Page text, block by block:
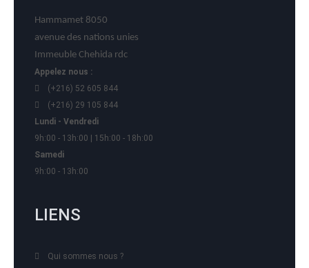
Hammamet 8050
avenue des nations unies
Immeuble Chehida rdc
Appelez nous :
(+216) 52 605 844
(+216) 29 105 844
Lundi - Vendredi
9h:00 - 13h:00 | 15h:00 - 18h:00
Samedi
9h:00 - 13h:00
LIENS
Qui sommes nous ?